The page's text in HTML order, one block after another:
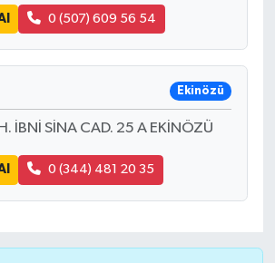
0 (507) 609 56 54
Ekinözü
İBNİ SİNA CAD. 25 A EKİNÖZÜ
0 (344) 481 20 35